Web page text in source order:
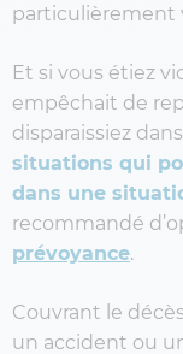
particulièrement
Et si vous étiez
empêchait de
disparaissiez
situations qui
dans une
recommandé
prévoyance.
Couvrant le
un accident ou